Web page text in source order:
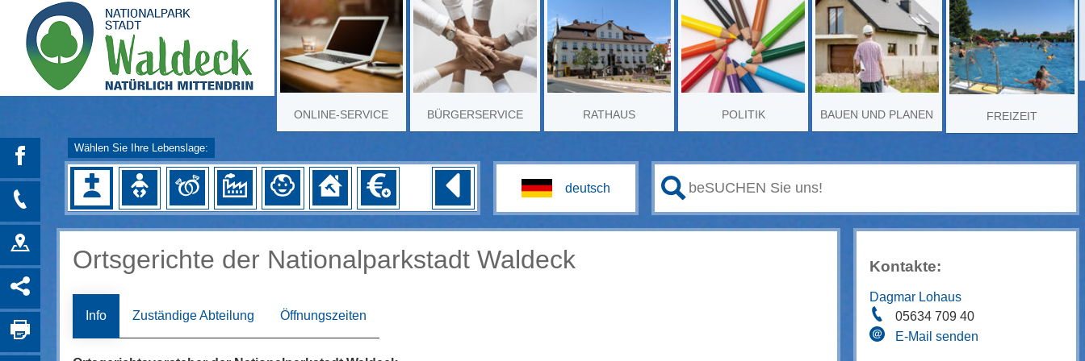
ONLINE-SERVICE BÜRGERSERVICE RATHAUS POLITIK BAUEN UND PLANEN FREIZEIT
Wählen Sie Ihre Lebenslage:
Ortsgerichte der Nationalparkstadt Waldeck
Info Zuständige Abteilung Öffnungszeiten
Kontakte:
Dagmar Lohaus
05634 709 40
E-Mail senden